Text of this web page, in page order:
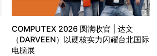
COMPUTEX 2026 圆满收官 | 达文
（DARVEEN）以硬核实力闪耀台北国际
电脑展